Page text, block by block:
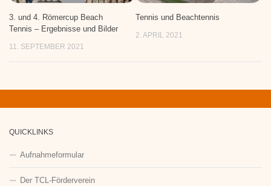
3. und 4. Römercup Beach
Tennis – Ergebnisse und Bilder
11. SEPTEMBER 2021
Tennis und Beachtennis
2. APRIL 2021
QUICKLINKS
Aufnahmeformular
Der TCL-Förderverein